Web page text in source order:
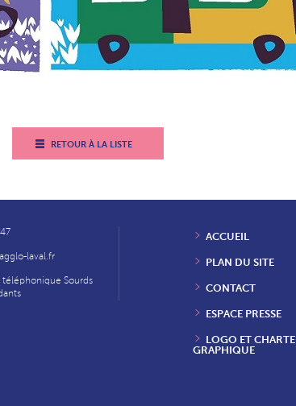
RETOUR À LA LISTE
laval.fr
Sourds
ACCUEIL
PLAN DU SITE
CONTACT
ESPACE PRESSE
LOGO ET CHARTE
GRAPHIQUE